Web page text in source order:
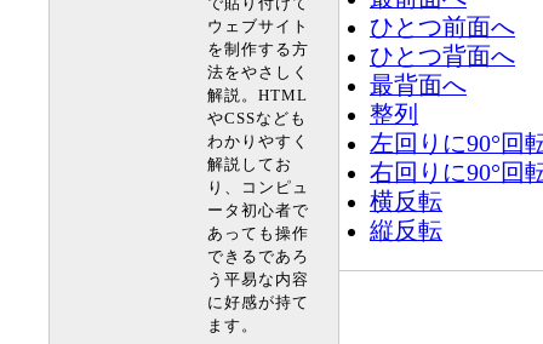
ひとつ前面へ
ひとつ背面へ
最背面へ
整列
左回りに90°回
右回りに90°回
横反転
縦反転
で貼り付けて
ウェブサイト
を制作する方
法をやさしく
解説。HTML
やCSSなども
わかりやすく
解説してお
り、コンピュ
ータ初心者で
あっても操作
できるであろ
う平易な内容
に好感が持て
ます。